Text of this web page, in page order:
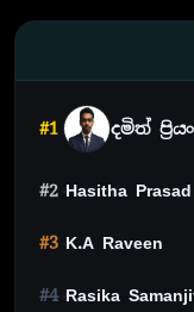
#1 දමිත්
#2 Hasitha Prasad
#3 K.A Raveen
#4 Rasika